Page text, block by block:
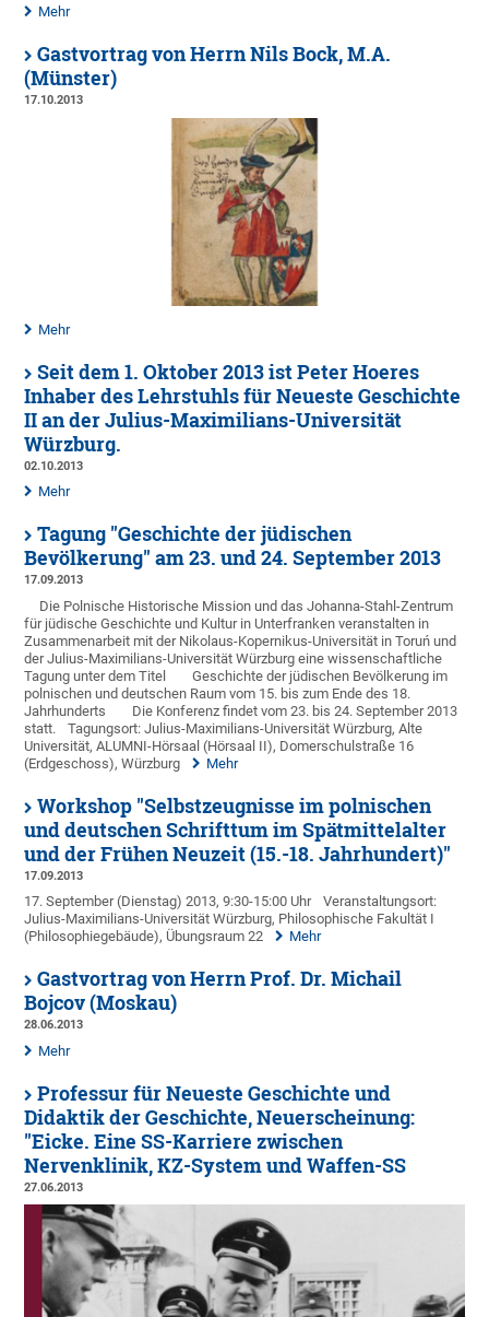
Mehr
Gastvortrag von Herrn Nils Bock, M.A.
(Münster)
17.10.2013
Mehr
Seit dem 1. Oktober 2013 ist Peter Hoeres
Inhaber des Lehrstuhls für Neueste Geschichte
II an der Julius-Maximilians-Universität
Würzburg.
02.10.2013
Mehr
Tagung "Geschichte der jüdischen
Bevölkerung" am 23. und 24. September 2013
17.09.2013
Die Polnische Historische Mission und das Johanna-Stahl-Zentrum
für jüdische Geschichte und Kultur in Unterfranken veranstalten in
Zusammenarbeit mit der Nikolaus-Kopernikus-Universität in Toruń und
der Julius-Maximilians-Universität Würzburg eine wissenschaftliche
Tagung unter dem Titel
Geschichte der jüdischen Bevölkerung im
polnischen und deutschen Raum vom 15. bis zum Ende des 18.
Jahrhunderts
Die Konferenz findet vom 23. bis 24. September 2013
statt.
Tagungsort: Julius-Maximilians-Universität Würzburg, Alte
Universität, ALUMNI-Hörsaal (Hörsaal II), Domerschulstraße 16
(Erdgeschoss), Würzburg
Mehr
Workshop "Selbstzeugnisse im polnischen
und deutschen Schrifttum im Spätmittelalter
und der Frühen Neuzeit (15.-18. Jahrhundert)"
17.09.2013
17. September (Dienstag) 2013, 9:30-15:00 Uhr
Veranstaltungsort:
Julius-Maximilians-Universität Würzburg, Philosophische Fakultät I
(Philosophiegebäude), Übungsraum 22
Mehr
Gastvortrag von Herrn Prof. Dr. Michail
Bojcov (Moskau)
28.06.2013
Mehr
Professur für Neueste Geschichte und
Didaktik der Geschichte, Neuerscheinung:
"Eicke. Eine SS-Karriere zwischen
Nervenklinik, KZ-System und Waffen-SS
27.06.2013